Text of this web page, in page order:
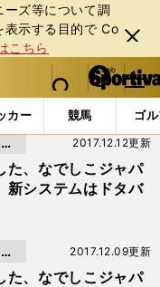
ズ等について調
表⽰する⽬的で Co
こちら
閉じ
る
web Sportiva (webスポルティーバ)
検索
マイペ
ー
ジ
メニュ
カー 競馬 ゴ
目)
た、なでしこジャパ
新システムはドタバ
2017.12.12更新
た、なでしこジャパ
2017.12.09更新